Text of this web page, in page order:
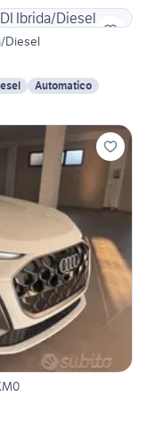
Diesel
Automatico